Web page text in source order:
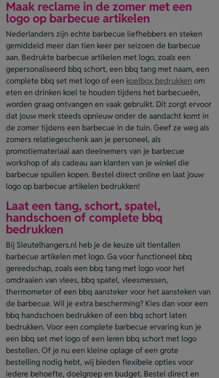
Maak reclame in de zomer met een
logo op barbecue artikelen
Nederlanders zijn echte barbecue liefhebbers en steken
gemiddeld meer dan tien keer per seizoen de barbecue
aan. Bedrukte barbecue artikelen met logo, zoals een
gepersonaliseerd bbq schort, een bbq tang met naam, een
complete bbq set met logo of een koelbox bedrukken om
eten en drinken koel te houden tijdens het barbecueën,
worden graag ontvangen en vaak gebruikt. Dit zorgt ervoor
dat jouw merk steeds opnieuw onder de aandacht komt in
de zomer tijdens een barbecue in de tuin. Geef ze weg als
zomers relatiegeschenk aan je personeel, als
promotiemateriaal aan deelnemers van je barbecue
workshop of als cadeau aan klanten van je winkel die
barbecue spullen kopen. Bestel direct online en laat jouw
logo op barbecue artikelen bedrukken!
Laat een tang, schort, spatel,
handschoen of complete bbq
bedrukken
Bij Sleutelhangers.nl heb je de keuze uit tientallen
barbecue artikelen met logo. Ga voor functioneel bbq
gereedschap, zoals een bbq tang met logo voor het
omdraaien van vlees, bbq spatel, vleesmessen,
thermometer of een bbq aansteker voor het aansteken van
de barbecue. Wil je extra bescherming? Kies dan voor een
bbq handschoen bedrukken of een bbq schort laten
bedrukken. Voor een complete barbecue ervaring kun je
een bbq set met logo of een leren bbq schort met logo
bestellen. Of je nu een kleine oplage of een grote
bestelling nodig hebt, wij bieden flexibele opties voor
iedere behoefte, doelgroep en budget. Bestel direct en